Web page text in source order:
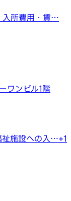
入所費用・賃…
ワンビル1階
祉施設への入…+1